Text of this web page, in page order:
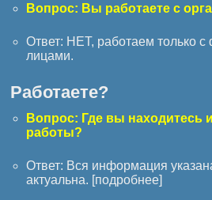
Вопрос: Вы работаете с
Ответ: НЕТ, работаем только с
лицами.
Работаете?
Вопрос: Где вы находитесь
работы?
Ответ: Вся информация
актуальна. [подробнее]